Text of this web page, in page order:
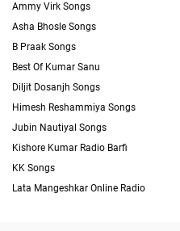
Ammy Virk Songs
Asha Bhosle Songs
B Praak Songs
Best Of Kumar Sanu
Diljit Dosanjh Songs
Himesh Reshammiya Songs
Jubin Nautiyal Songs
Kishore Kumar Radio Barfi
KK Songs
Lata Mangeshkar Online Radio